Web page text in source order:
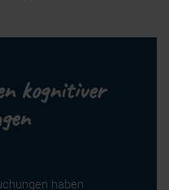
kognitiver
haben